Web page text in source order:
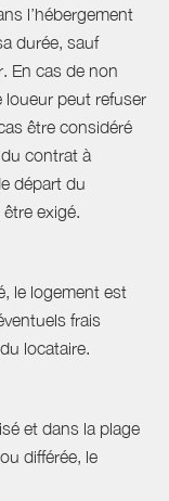
l’hébergement
durée, sauf
En cas de non
loueur peut refuser
être considéré
contrat à
départ du
exigé.
le logement est
frais
locataire.
et dans la plage
différée, le